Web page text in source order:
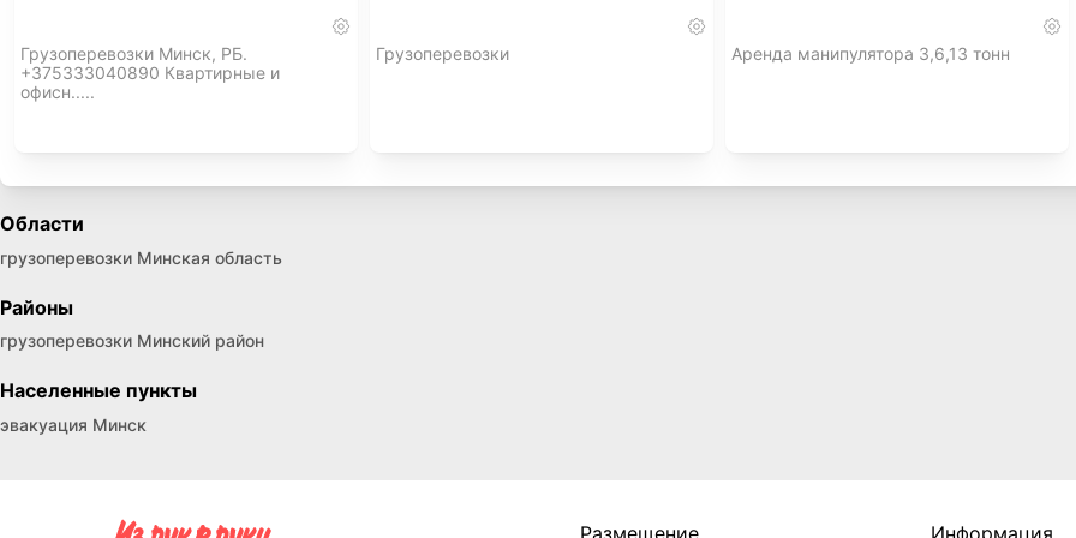
Грузоперевозки Минск, РБ.
+375333040890 Квартирные и
офисн.....
Грузоперевозки Аренда манипулятора 3,6,13 тонн
Области
грузоперевозки Минская область
Районы
грузоперевозки Минский район
Населенные пункты
эвакуация Минск